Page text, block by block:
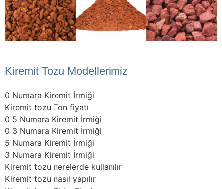
Kiremit Tozu Modellerimiz
0 Numara Kiremit İrmiği
Kiremit tozu Ton fiyatı
0 5 Numara Kiremit İrmiği
0 3 Numara Kiremit İrmiği
5 Numara Kiremit İrmiği
3 Numara Kiremit İrmiği
Kiremit tozu nerelerde kullanılır
Kiremit tozu nasıl yapılır